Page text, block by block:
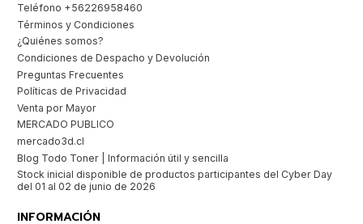
Teléfono +56226958460
Términos y Condiciones
¿Quiénes somos?
Condiciones de Despacho y Devolución
Preguntas Frecuentes
Políticas de Privacidad
Venta por Mayor
MERCADO PUBLICO
mercado3d.cl
Blog Todo Toner | Información útil y sencilla
Stock inicial disponible de productos participantes del Cyber Day
del 01 al 02 de junio de 2026
INFORMACIÓN